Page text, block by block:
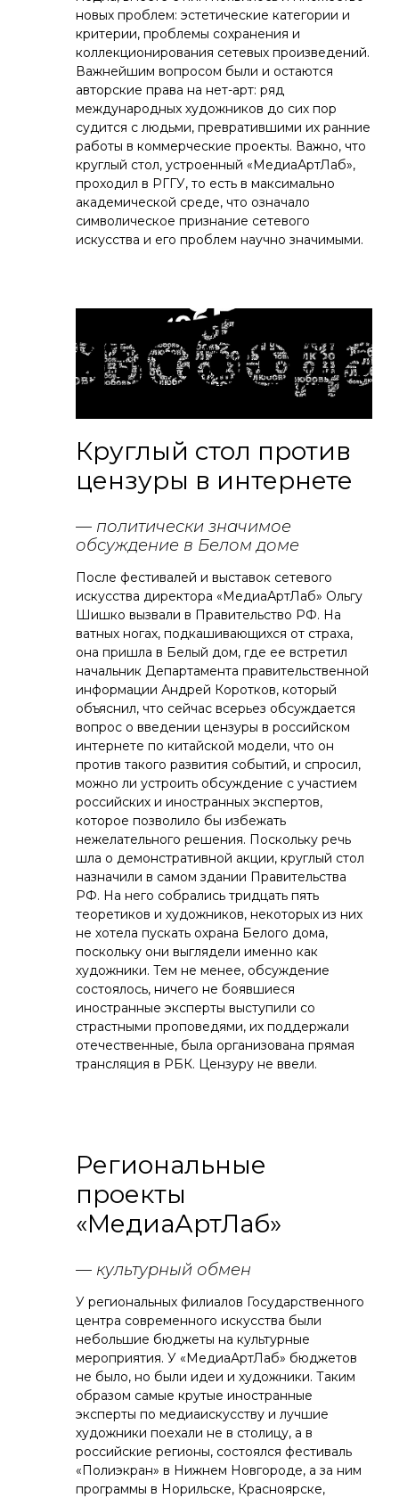
новых проблем: эстетические категории и
критерии, проблемы сохранения и
коллекционирования сетевых произведений.
Важнейшим вопросом были и остаются
авторские права на нет-арт: ряд
международных художников до сих пор
судится с людьми, превратившими их ранние
работы в коммерческие проекты. Важно, что
круглый стол, устроенный «МедиаАртЛаб»,
проходил в РГГУ, то есть в максимально
академической среде, что означало
символическое признание сетевого
искусства и его проблем научно значимыми.
Круглый стол против
цензуры в интернете
— политически значимое
обсуждение в Белом доме
После фестивалей и выставок сетевого
искусства директора «МедиаАртЛаб» Ольгу
Шишко вызвали в Правительство РФ. На
ватных ногах, подкашивающихся от страха,
она пришла в Белый дом, где ее встретил
начальник Департамента правительственной
информации Андрей Коротков, который
объяснил, что сейчас всерьез обсуждается
вопрос о введении цензуры в российском
интернете по китайской модели, что он
против такого развития событий, и спросил,
можно ли устроить обсуждение с участием
российских и иностранных экспертов,
которое позволило бы избежать
нежелательного решения. Поскольку речь
шла о демонстративной акции, круглый стол
назначили в самом здании Правительства
РФ. На него собрались тридцать пять
теоретиков и художников, некоторых из них
не хотела пускать охрана Белого дома,
поскольку они выглядели именно как
художники. Тем не менее, обсуждение
состоялось, ничего не боявшиеся
иностранные эксперты выступили со
страстными проповедями, их поддержали
отечественные, была организована прямая
трансляция в РБК. Цензуру не ввели.
Региональные
проекты
«МедиаАртЛаб»
— культурный обмен
У региональных филиалов Государственного
центра современного искусства были
небольшие бюджеты на культурные
мероприятия. У «МедиаАртЛаб» бюджетов
не было, но были идеи и художники. Таким
образом самые крутые иностранные
эксперты по медиаискусству и лучшие
художники поехали не в столицу, а в
российские регионы, состоялся фестиваль
«Полиэкран» в Нижнем Новгороде, а за ним
программы в Норильске, Красноярске,